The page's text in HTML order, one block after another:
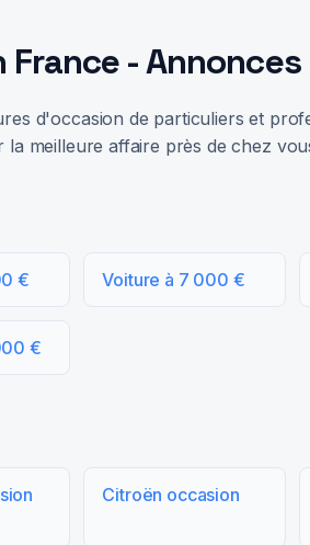
-
d'occasion de particuliers et
meilleure affaire près de chez
€ Voiture à 7 000 €
€
Citroën occasion